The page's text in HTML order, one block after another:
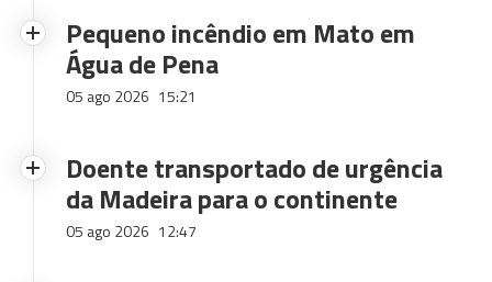
Pequeno incêndio em Mato em
Água de Pena
05 ago 2026 15:21
Doente transportado de urgência
da Madeira para o continente
05 ago 2026 12:47